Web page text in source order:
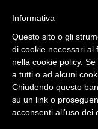
All
venture
Informativa
Questo sito o gli
di cookie necessari al
nella cookie policy.
a tutti o ad alcuni
Chiudendo questo
su un link o
acconsenti all’uso dei